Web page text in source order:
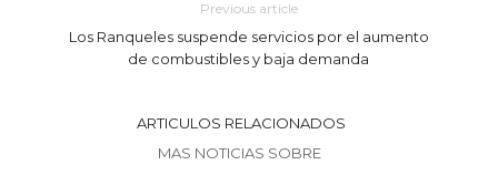
Previous article
Los Ranqueles suspende servicios por el aumento
de combustibles y baja demanda
ARTICULOS RELACIONADOS
MAS NOTICIAS SOBRE